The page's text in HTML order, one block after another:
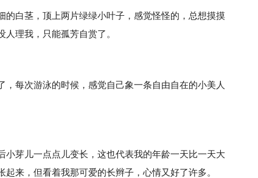
白茎，顶上两片绿绿小叶子，感觉怪怪的，总想摸摸
理我，只能孤芳自赏了。
每次游泳的时候，感觉自己象一条自由自在的小美人
芽儿一点点儿变长，这也代表我的年龄一天比一天大
来，但看着我那可爱的长辫子，心情又好了许多。